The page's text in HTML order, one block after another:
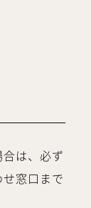
は、必ず
窓口まで